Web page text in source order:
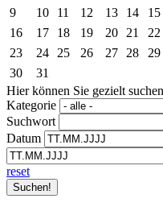
9
10 11 12 13 14
15
16
17 18 19 20 21
22
23
24 25 26 27 28
29
30
31
Hier können Sie gezielt
Kategorie
Suchwort
Datum
reset